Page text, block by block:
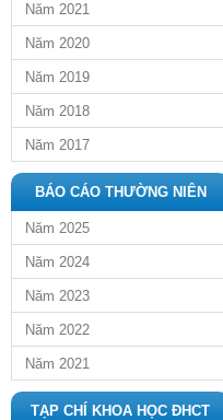
Năm 2021
Năm 2020
Năm 2019
Năm 2018
Năm 2017
BÁO CÁO THƯỜNG NIÊN
Năm 2025
Năm 2024
Năm 2023
Năm 2022
Năm 2021
TẠP CHÍ KHOA HỌC ĐHCT